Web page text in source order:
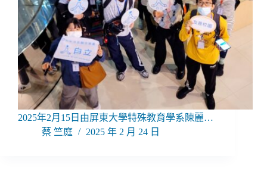
2025年2月15日由屏東大學特殊教育學系陳麗…
蔡 竺庭
2025 年 2 月 24 日